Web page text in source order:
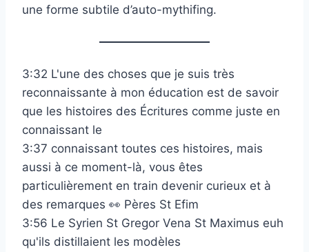
une forme subtile d’auto-mythifing.
3:32 L'une des choses que je suis très
reconnaissante à mon éducation est de savoir
que les histoires des Écritures comme juste en
connaissant le
3:37 connaissant toutes ces histoires, mais
aussi à ce moment-là, vous êtes
particulièrement en train devenir curieux et à
des remarques 👀 Pères St Efim
3:56 Le Syrien St Gregor Vena St Maximus euh
qu'ils distillaient les modèles